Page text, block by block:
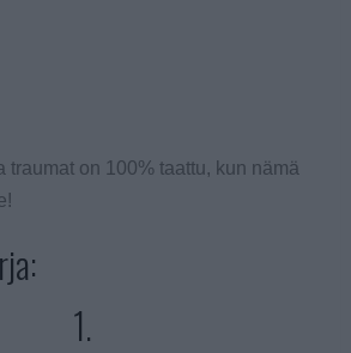
traumat on 100% taattu, kun nämä
1.